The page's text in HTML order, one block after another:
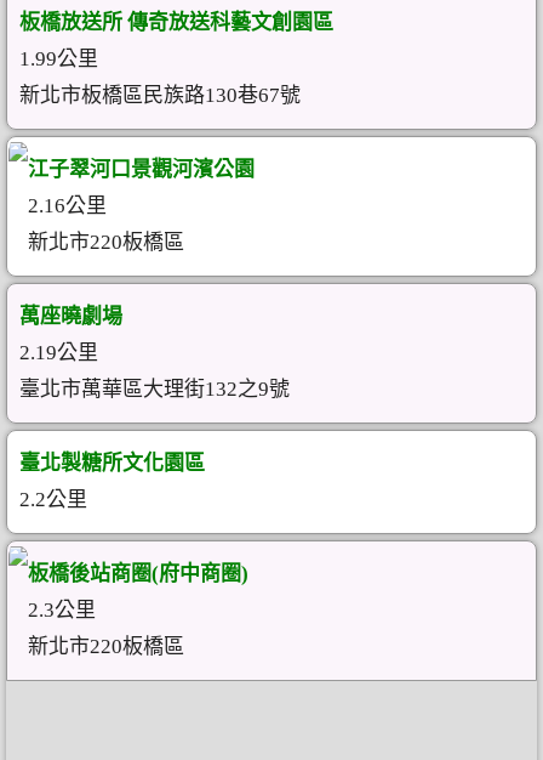
板橋放送所 傳奇放送科藝文創園區
1.99公里
新北市板橋區民族路130巷67號
江子翠河口景觀河濱公園
2.16公里
新北市220板橋區
萬座曉劇場
2.19公里
臺北市萬華區大理街132之9號
臺北製糖所文化園區
2.2公里
板橋後站商圈(府中商圈)
2.3公里
新北市220板橋區